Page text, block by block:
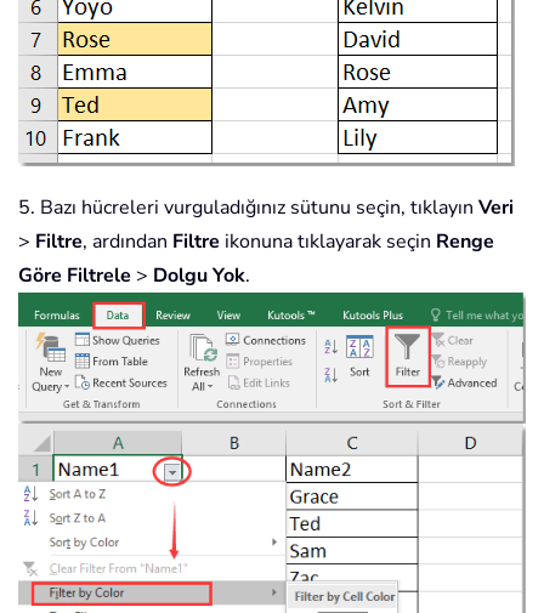
5. Bazı hücreleri vurguladığınız sütunu seçin, tıklayın Veri
> Filtre, ardından Filtre ikonuna tıklayarak seçin Renge
Göre Filtrele > Dolgu Yok.